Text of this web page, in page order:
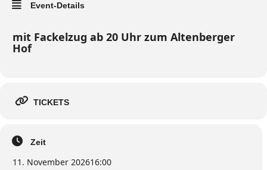
Event-Details
mit Fackelzug ab 20 Uhr zum Altenberger
Hof
TICKETS
Zeit
11. November 202616:00